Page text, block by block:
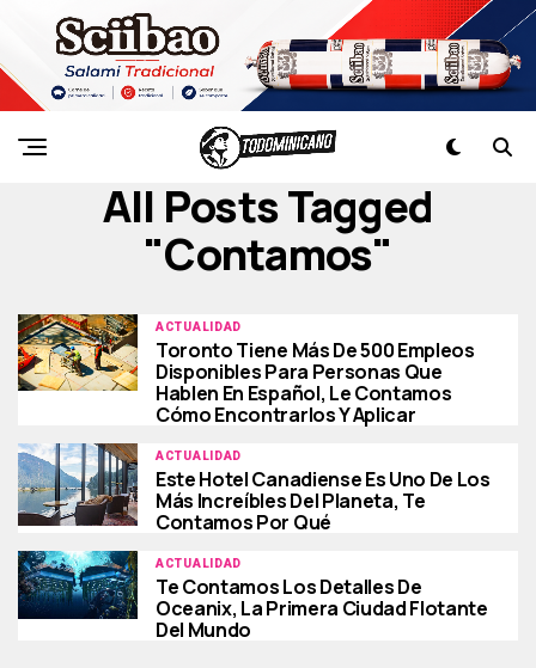
All Posts Tagged
"contamos"
ACTUALIDAD
Toronto Tiene Más De 500 Empleos
Disponibles Para Personas Que
Hablen En Español, Le Contamos
Cómo Encontrarlos Y Aplicar
ACTUALIDAD
Este Hotel Canadiense Es Uno De Los
Más Increíbles Del Planeta, Te
Contamos Por Qué
ACTUALIDAD
Te Contamos Los Detalles De
Oceanix, La Primera Ciudad Flotante
Del Mundo